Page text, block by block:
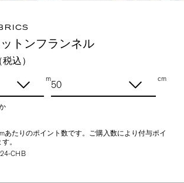
トンフランネル
込）
m cm
あたりのポイント数です。ご購入数により付与ポイ
。
CHB